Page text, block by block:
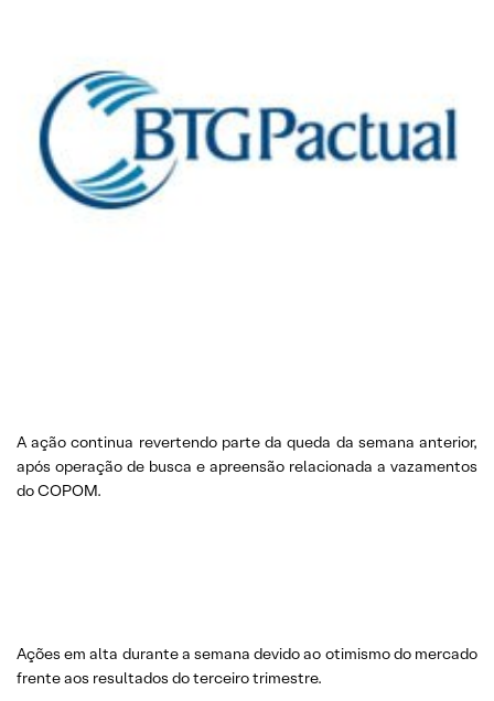
A ação continua revertendo parte da queda da semana anterior,
após operação de busca e apreensão relacionada a vazamentos
do COPOM.
Ações em alta durante a semana devido ao otimismo do mercado
frente aos resultados do terceiro trimestre.